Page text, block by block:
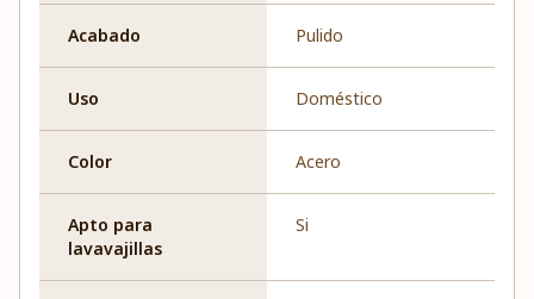
Acabado Pulido
Uso Doméstico
Color Acero
Apto para
lavavajillas
Si